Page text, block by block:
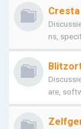
ns,
are,